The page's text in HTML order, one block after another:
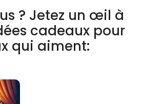
? Jetez un œil à
cadeaux pour
qui aiment: